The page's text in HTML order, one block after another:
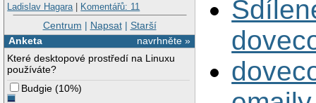
Ladislav Hagara| Komentářů: 11
Centrum | Napsat| Starší
navrhněte »
Anketa
Které desktopové prostředí na Linuxu
používáte?
Budgie (10%)